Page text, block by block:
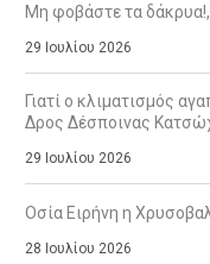
Μη φοβάστε τα
29 Ιουλίου 2026
Γιατί ο κλιματισμός
Δρος Δέσποινας
29 Ιουλίου 2026
Οσία Ειρήνη η
28 Ιουλίου 2026